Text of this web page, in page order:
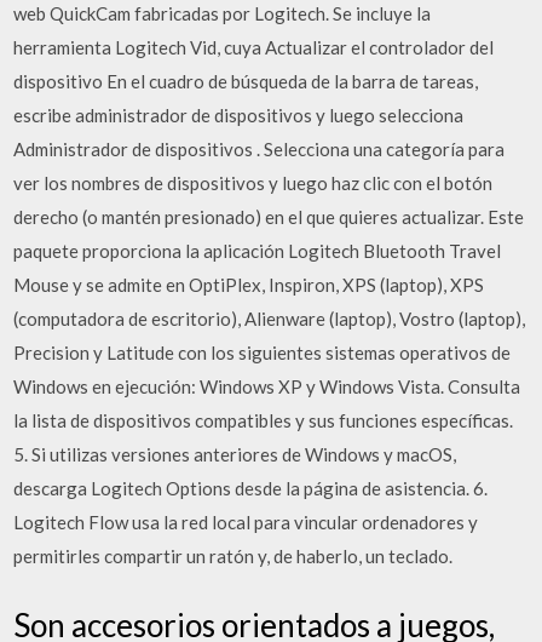
web QuickCam fabricadas por Logitech. Se incluye la
herramienta Logitech Vid, cuya Actualizar el controlador del
dispositivo En el cuadro de búsqueda de la barra de tareas,
escribe administrador de dispositivos y luego selecciona
Administrador de dispositivos . Selecciona una categoría para
ver los nombres de dispositivos y luego haz clic con el botón
derecho (o mantén presionado) en el que quieres actualizar. Este
paquete proporciona la aplicación Logitech Bluetooth Travel
Mouse y se admite en OptiPlex, Inspiron, XPS (laptop), XPS
(computadora de escritorio), Alienware (laptop), Vostro (laptop),
Precision y Latitude con los siguientes sistemas operativos de
Windows en ejecución: Windows XP y Windows Vista. Consulta
la lista de dispositivos compatibles y sus funciones específicas.
5. Si utilizas versiones anteriores de Windows y macOS,
descarga Logitech Options desde la página de asistencia. 6.
Logitech Flow usa la red local para vincular ordenadores y
permitirles compartir un ratón y, de haberlo, un teclado.
Son accesorios orientados a juegos,